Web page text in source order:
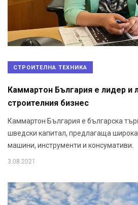
СТРОИТЕЛНА ТЕХНИКА
Каммартон България е лидер и
строителния бизнес
Каммартон България е българска
шведски капитал, предлагаща
машини, инструменти и консумативи.
3.08.2021